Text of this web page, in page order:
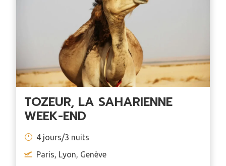
TOZEUR, LA SAHARIENNE
WEEK-END
4 jours/3 nuits
Paris, Lyon, Genève